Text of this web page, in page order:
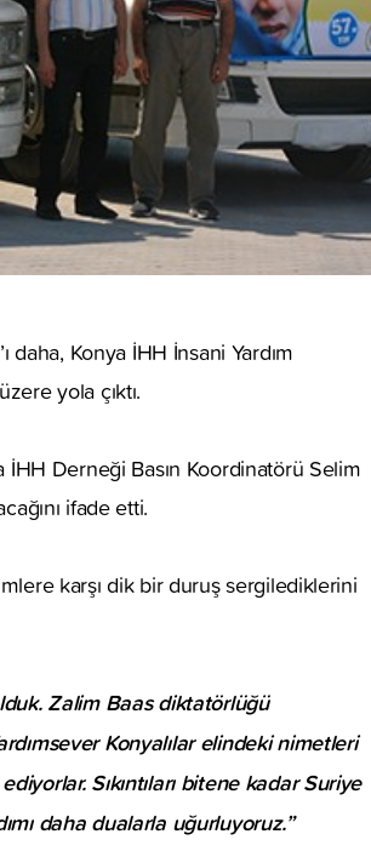
daha, Konya İHH İnsani Yardım
yola çıktı.
İHH Derneği Basın Koordinatörü Selim
ifade etti.
karşı dik bir duruş sergilediklerini
Zalim Baas diktatörlüğü
Konyalılar elindeki nimetleri
Sıkıntıları bitene kadar Suriye
daha dualarla uğurluyoruz.”